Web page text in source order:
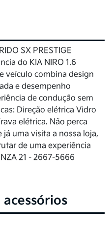
SX PRESTIGE
do KIA NIRO 1.6
veículo combina design
e desempenho
de condução sem
Direção elétrica Vidro
elétrica. Não perca
uma visita a nossa loja,
de uma experiência
21 - 2667-5666